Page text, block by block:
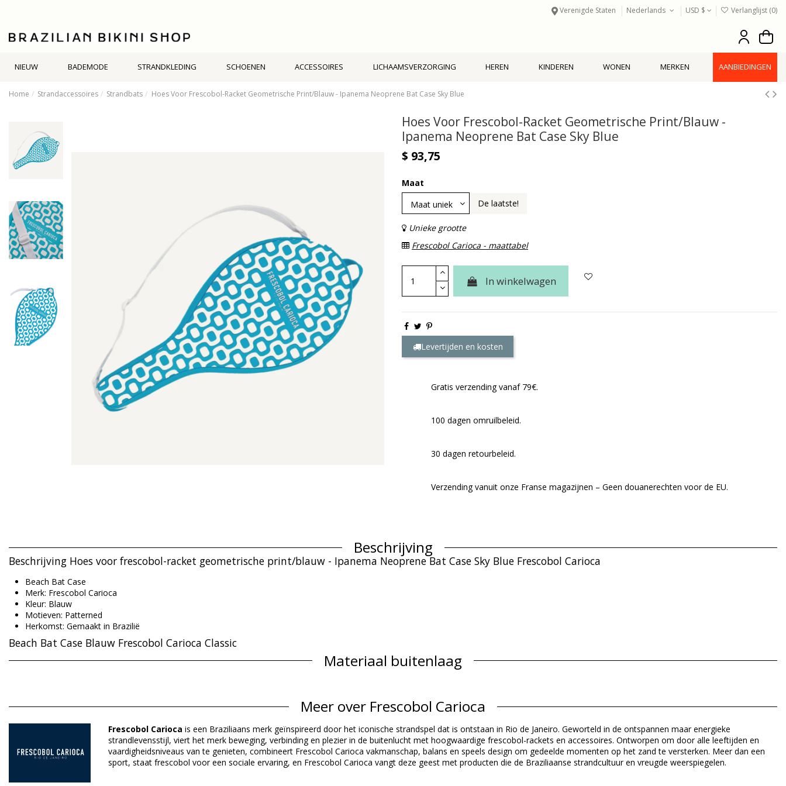
Verenigde Staten Nederlands USD $ Verlanglijst (0)
NIEUW BADEMODE STRANDKLEDING SCHOENEN ACCESSOIRES LICHAAMSVERZORGING HEREN KINDEREN WONEN MERKEN AANBIEDINGEN
Home Strandaccessoires Strandbats Hoes Voor Frescobol-Racket Geometrische Print/Blauw - Ipanema Neoprene Bat Case Sky Blue
Hoes Voor Frescobol-Racket Geometrische Print/Blauw -
Ipanema Neoprene Bat Case Sky Blue
$ 93,75
Maat
De laatste!
Unieke grootte
Frescobol Carioca - maattabel
In winkelwagen
Levertijden en kosten
Gratis verzending vanaf 79€.
100 dagen omruilbeleid.
30 dagen retourbeleid.
Verzending vanuit onze Franse magazijnen – Geen douanerechten voor de EU.
Beschrijving
Beschrijving Hoes voor frescobol-racket geometrische print/blauw - Ipanema Neoprene Bat Case Sky Blue Frescobol Carioca
Beach Bat Case
Merk: Frescobol Carioca
Kleur: Blauw
Motieven: Patterned
Herkomst: Gemaakt in Brazilië
Beach Bat Case Blauw Frescobol Carioca Classic
Materiaal buitenlaag
Productgegevens
Verpakking omvat: 1 x Beach Bat Case (Andere accessoires niet inbegrepen)
HS CODE: 4202.12.1000
SKU: 1987002240
EAN: Maat uniek (5056192053640)
Referentie leverancier: 1816-171
Gewicht: 450g / 0.99lb / 15.87oz
Meer over Frescobol Carioca
Frescobol Carioca is een Braziliaans merk geïnspireerd door het iconische strandspel dat is ontstaan in Rio de Janeiro. Geworteld in de ontspannen maar energieke
strandlevensstijl, viert het merk beweging, verbinding en plezier in de buitenlucht met hoogwaardige frescobol-rackets en accessoires. Ontworpen om door alle leeftijden en
vaardigheidsniveaus van te genieten, combineert Frescobol Carioca vakmanschap, balans en speels design om gedeelde momenten op het zand te versterken. Meer dan een
sport, staat frescobol voor een sociale ervaring, en Frescobol Carioca vangt deze geest met producten die de Braziliaanse strandcultuur en vreugde weerspiegelen.